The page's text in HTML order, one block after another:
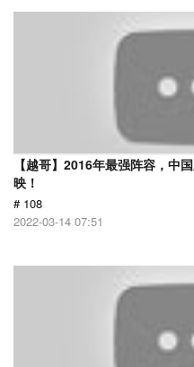
【越哥】2016年最强阵容，中
映！
# 108
2022-03-14 07:51